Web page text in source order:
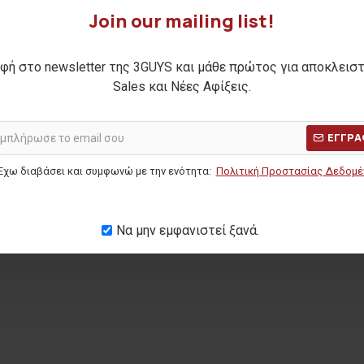
Join our mailing list!
στο newsletter της 3GUYS και μάθε πρώτος για
Sales και Νέες Αφίξεις.
διαβάσει και συμφωνώ με την ενότητα: Πολιτική Προστασίας
Να μην εμφανιστεί ξανά.
17,00€
30,00€
ΑΡΧΙΚΗ ΑΝΑΓΡΑΦΟΜΕΝΗ ΤΙΜΗ:59,90€
ΚΑΛΥΤΕΡΗ ΤΙΜΗ 30 ΗΜΕΡΩΝ: 30,00€